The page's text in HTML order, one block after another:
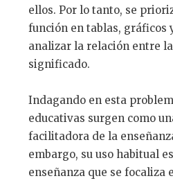
ellos. Por lo tanto, se
función en tablas, gráficos
analizar la relación entre
significado.
Indagando en esta
educativas surgen como
facilitadora de la
embargo, su uso habitual
enseñanza que se focaliza